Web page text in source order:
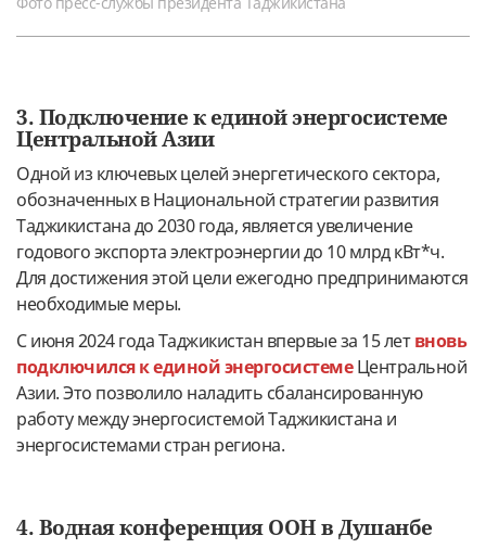
3. Подключение к единой энергосистеме
Центральной Азии
Одной из ключевых целей энергетического сектора,
обозначенных в Национальной стратегии развития
Таджикистана до 2030 года, является увеличение
годового экспорта электроэнергии до 10 млрд кВт*ч.
Для достижения этой цели ежегодно предпринимаются
необходимые меры.
С июня 2024 года Таджикистан впервые за 15 летвновь
подключился к единой энергосистемеЦентральной
Азии. Это позволило наладить сбалансированную
работу между энергосистемой Таджикистана и
энергосистемами стран региона.
4. Водная конференция ООН в Душанбе